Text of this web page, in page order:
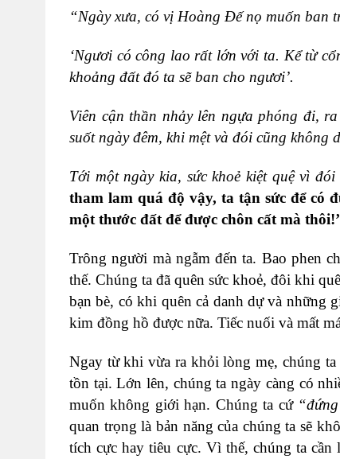
“Ngày xưa, có vị Hoàng Đế nọ muốn ban
‘Ngươi có công lao rất lớn với ta. Kể từ
khoảng đất đó ta sẽ ban cho ngươi’.
Viên cận thần nhảy lên ngựa phóng đi,
suốt ngày đêm, khi mệt và đói cũng không
Tới một ngày kia, sức khoẻ kiệt quệ vì
tham lam quá độ vậy, ta tận sức để có
một thước đất để được chôn cất mà
Trông người mà ngẫm đến ta. Bao phen
thế. Chúng ta đã quên sức khoẻ, đôi khi
bạn bè, có khi quên cả danh dự và
kim đồng hồ được nữa. Tiếc nuối và mất
Ngay từ khi vừa ra khỏi lòng mẹ, chúng
tồn tại. Lớn lên, chúng ta ngày càng có
muốn không giới hạn. Chúng ta cứ
quan trọng là bản năng của chúng ta sẽ
tích cực hay tiêu cực. Vì thế, chúng ta